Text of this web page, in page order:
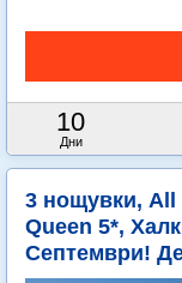
10
Дни
3 нощувки, All
Queen 5*,
Септември!